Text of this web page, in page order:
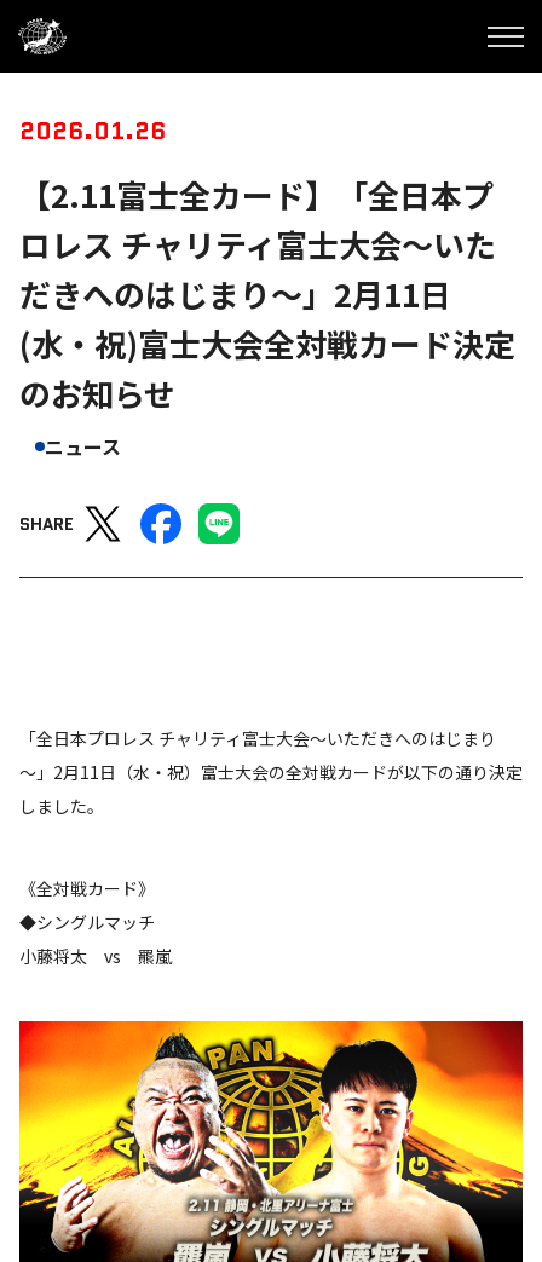
2026.01.26
【2.11富士全カード】「全日本プ
ロレス チャリティ富士大会～いた
だきへのはじまり～」2月11日
(水・祝)富士大会全対戦カード決定
のお知らせ
ニュース
SHARE
「全日本プロレス チャリティ富士大会～いただきへのはじまり
～」2月11日（水・祝）富士大会の全対戦カードが以下の通り決定
しました。
《全対戦カード》
◆シングルマッチ
小藤将太 vs 羆嵐